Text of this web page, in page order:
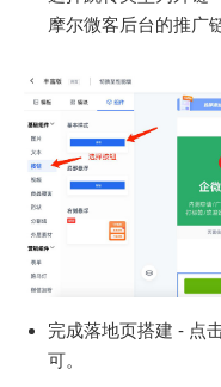
摩尔微客后台的推广
完成落地页搭建 - 点
可。